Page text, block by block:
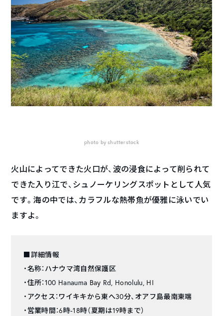
photo by shutterstock
火山によってできた火口が、波の浸食によって削られて
できた入り江で、シュノーケリングスポットとして人気
です。海の中では、カラフルな熱帯魚が優雅に泳いでい
ますよ。
■詳細情報
・名称：ハナウマ湾自然保護区
・住所：100 Hanauma Bay Rd, Honolulu, HI
・アクセス：ワイキキから東へ30分、オアフ島最南東端
・営業時間：6時-18時（夏期は19時まで）